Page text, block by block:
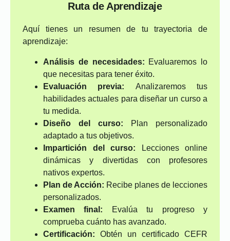
Ruta de Aprendizaje
Aquí tienes un resumen de tu trayectoria de
aprendizaje:
Análisis de necesidades: Evaluaremos lo
que necesitas para tener éxito.
Evaluación previa: Analizaremos tus
habilidades actuales para diseñar un curso a
tu medida.
Diseño del curso: Plan personalizado
adaptado a tus objetivos.
Impartición del curso: Lecciones online
dinámicas y divertidas con profesores
nativos expertos.
Plan de Acción: Recibe planes de lecciones
personalizados.
Examen final: Evalúa tu progreso y
comprueba cuánto has avanzado.
Certificación: Obtén un certificado CEFR